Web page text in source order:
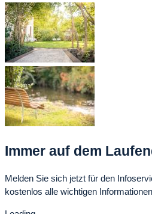
Immer auf dem
Melden Sie sich jetzt für den
kostenlos alle wichtigen